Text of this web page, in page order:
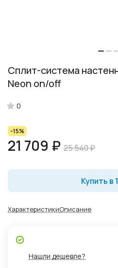
Сплит-система
Neon on/off
0
-15%
21 709 ₽ 25 540 ₽
Купить в
ХарактеристикиОписание
Нашли дешевле?